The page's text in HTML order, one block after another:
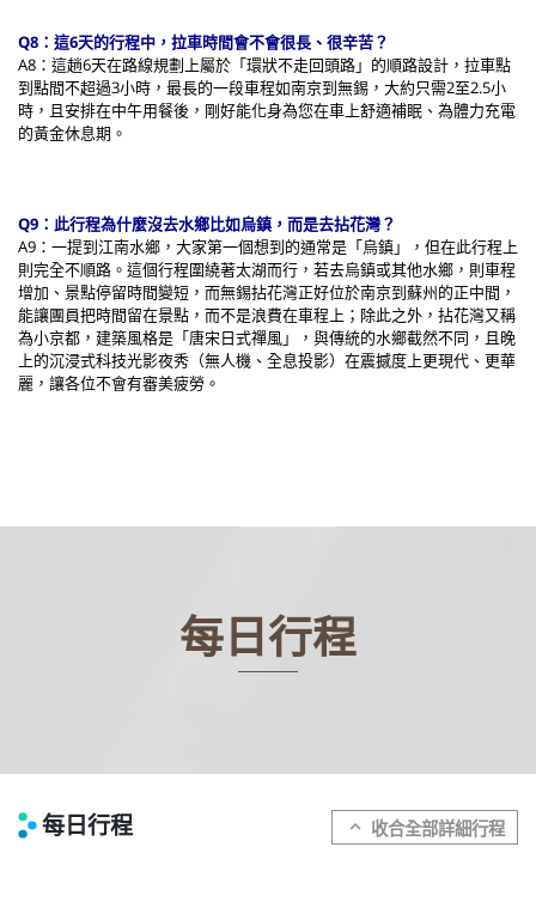
Q8：這6天的行程中，拉車時間會不會很長、很辛苦？
A8：這趟6天在路線規劃上屬於「環狀不走回頭路」的順路設計，拉車點
到點間不超過3小時，最長的一段車程如南京到無錫，大約只需2至2.5小
時，且安排在中午用餐後，剛好能化身為您在車上舒適補眠、為體力充電
的黃金休息期。
Q9：此行程為什麼沒去水鄉比如烏鎮，而是去拈花灣？
A9：一提到江南水鄉，大家第一個想到的通常是「烏鎮」，但在此行程上
則完全不順路。這個行程圍繞著太湖而行，若去烏鎮或其他水鄉，則車程
增加、景點停留時間變短，而無錫拈花灣正好位於南京到蘇州的正中間，
能讓團員把時間留在景點，而不是浪費在車程上；除此之外，拈花灣又稱
為小京都，建築風格是「唐宋日式禪風」，與傳統的水鄉截然不同，且晚
上的沉浸式科技光影夜秀（無人機、全息投影）在震撼度上更現代、更華
麗，讓各位不會有審美疲勞。
每日行程
每日行程 expand_more